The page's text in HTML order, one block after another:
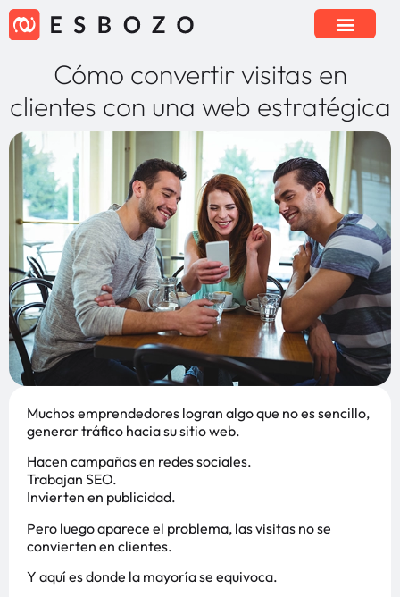
Cómo convertir visitas en
clientes con una web estratégica
Muchos emprendedores logran algo que no es sencillo,
generar tráfico hacia su sitio web.
Hacen campañas en redes sociales.
Trabajan SEO.
Invierten en publicidad.
Pero luego aparece el problema, las visitas no se
convierten en clientes.
Y aquí es donde la mayoría se equivoca.